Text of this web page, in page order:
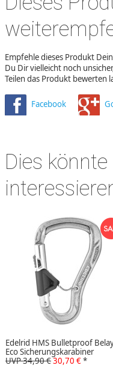
Empfehle dieses Produkt
Du Dir vielleicht noch
Teilen das Produkt bewerten
Facebook
Dies
Edelrid HMS Bulletproof
Eco Sicherungskarabiner
UVP 34,90 €30,70 €*